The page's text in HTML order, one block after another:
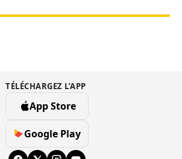
TÉLÉCHARGEZ L’APP
App Store
Google Play